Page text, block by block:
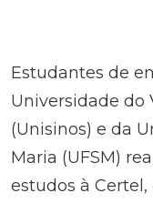
Estudantes de
Universidade do
(Unisinos) e da
Maria (UFSM)
estudos à Certel,